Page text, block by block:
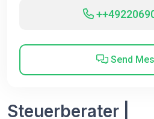
Send
Steuerberater |